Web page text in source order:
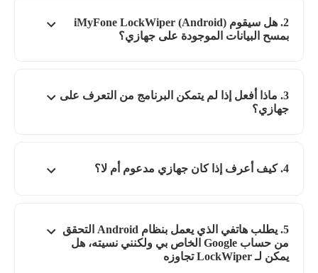
2. هل سيقوم iMyFone LockWiper (Android)
بمسح البيانات الموجودة على جهازي؟
3. ماذا أفعل إذا لم يتمكن البرنامج من التعرف على
جهازي؟
4. كيف أعرف إذا كان جهازي مدعوم أم لا؟
5. يطلب هاتفي الذي يعمل بنظام Android التحقق
من حساب Google الخاص بي ولكنني نسيته، هل
يمكن لـ LockWiper تجاوزه